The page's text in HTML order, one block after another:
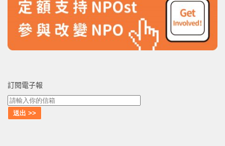
訂閱電子報